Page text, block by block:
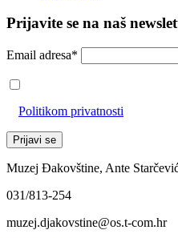
Prijavite se na naš
Email adresa*
Politikom privatnosti
Muzej Đakovštine, Ante
031/813-254
muzej.djakovstine@os.t-com.hr